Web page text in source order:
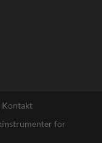
Kontakt
for